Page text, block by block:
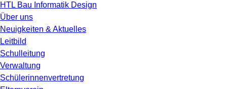
HTL Bau Informatik Design
Über uns
Neuigkeiten & Aktuelles
Leitbild
Schulleitung
Verwaltung
Schülerinnenvertretung